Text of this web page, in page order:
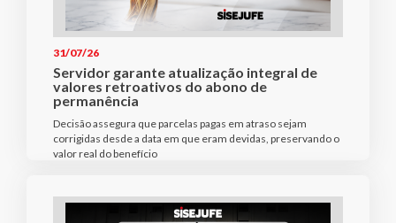
31/07/26
Servidor garante atualização integral de
valores retroativos do abono de
permanência
Decisão assegura que parcelas pagas em atraso sejam
corrigidas desde a data em que eram devidas, preservando o
valor real do benefício